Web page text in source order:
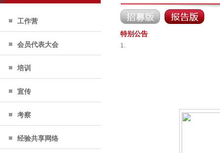
工作营
会员代表大会
培训
宣传
考察
经验共享网络
特别公告
1.